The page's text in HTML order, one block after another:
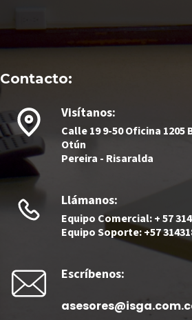
Contacto:
Visítanos:
Calle 19 9-50 Oficina
Otún
Pereira - Risaralda
Llámanos:
Equipo Comercial: + 57
Equipo Soporte: +57
Escríbenos: